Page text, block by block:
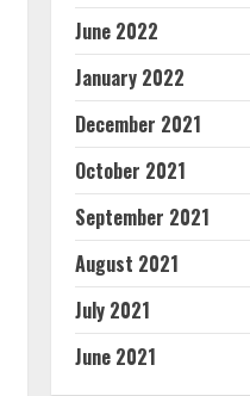
June 2022
January 2022
December 2021
October 2021
September 2021
August 2021
July 2021
June 2021